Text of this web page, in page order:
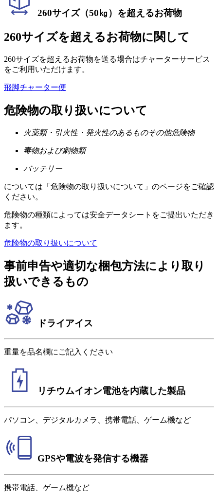
260サイズ（50㎏）を超えるお荷物
260サイズを超えるお荷物に関して
260サイズを超えるお荷物を送る場合はチャーターサービス
をご利用いただけます。
飛脚チャーター便
危険物の取り扱いについて
火薬類・引火性・発火性のあるものその他危険物
毒物および劇物類
バッテリー
については「危険物の取り扱いについて」のページをご確認
ください。
危険物の種類によっては安全データシートをご提出いただき
ます。
危険物の取り扱いについて
事前申告や適切な梱包方法により取り
扱いできるもの
ドライアイス
重量を品名欄にご記入ください
リチウムイオン電池を内蔵した製品
パソコン、デジタルカメラ、携帯電話、ゲーム機など
GPSや電波を発信する機器
携帯電話、ゲーム機など